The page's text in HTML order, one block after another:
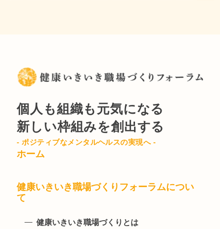
個人も組織も元気になる
新しい枠組みを創出する
- ポジティブなメンタルヘルスの実現へ -
ホーム
健康いきいき職場づくりフォーラムについ
て
健康いきいき職場づくりとは